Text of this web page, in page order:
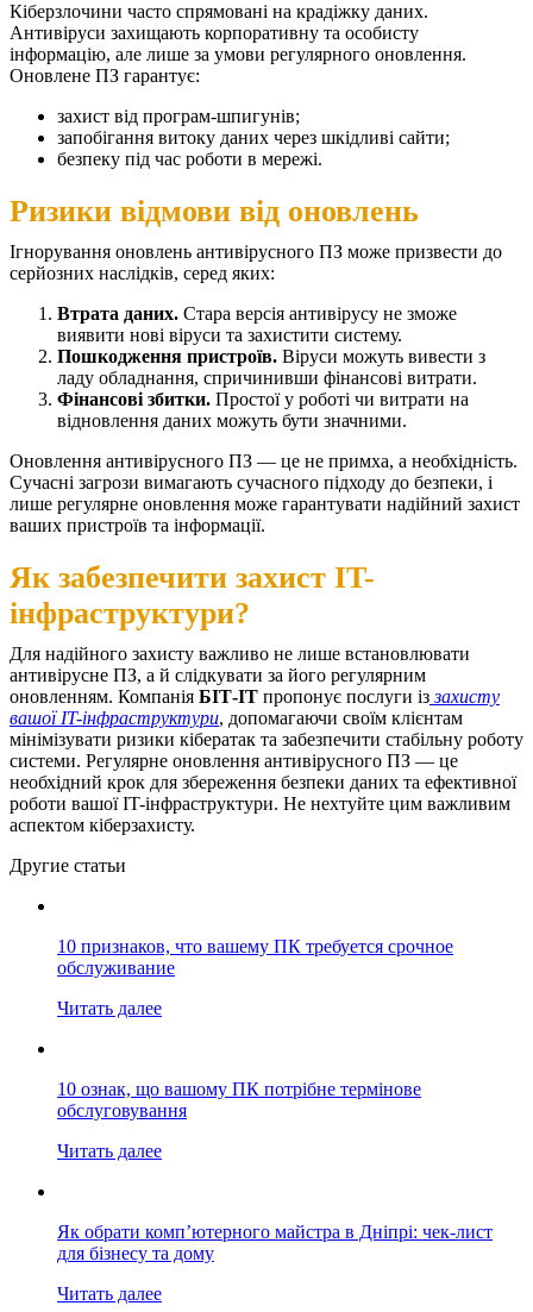
Кіберзлочини часто спрямовані на крадіжку даних.
Антивіруси захищають корпоративну та особисту
інформацію, але лише за умови регулярного оновлення.
Оновлене ПЗ гарантує:
захист від програм-шпигунів;
запобігання витоку даних через шкідливі сайти;
безпеку під час роботи в мережі.
Ризики відмови від оновлень
Ігнорування оновлень антивірусного ПЗ може призвести до
серйозних наслідків, серед яких:
Втрата даних. Стара версія антивірусу не зможе
виявити нові віруси та захистити систему.
Пошкодження пристроїв. Віруси можуть вивести з
ладу обладнання, спричинивши фінансові витрати.
Фінансові збитки. Простої у роботі чи витрати на
відновлення даних можуть бути значними.
Оновлення антивірусного ПЗ — це не примха, а необхідність.
Сучасні загрози вимагають сучасного підходу до безпеки, і
лише регулярне оновлення може гарантувати надійний захист
ваших пристроїв та інформації.
Як забезпечити захист IT-
інфраструктури?
Для надійного захисту важливо не лише встановлювати
антивірусне ПЗ, а й слідкувати за його регулярним
оновленням. Компанія БІТ-ІТ пропонує послуги із захисту
вашої IT-інфраструктури, допомагаючи своїм клієнтам
мінімізувати ризики кібератак та забезпечити стабільну роботу
системи. Регулярне оновлення антивірусного ПЗ — це
необхідний крок для збереження безпеки даних та ефективної
роботи вашої IT-інфраструктури. Не нехтуйте цим важливим
аспектом кіберзахисту.
Другие статьи
10 признаков, что вашему ПК требуется срочное
обслуживание
Читать далее
10 ознак, що вашому ПК потрібне термінове
обслуговування
Читать далее
Як обрати комп’ютерного майстра в Дніпрі: чек-лист
для бізнесу та дому
Читать далее